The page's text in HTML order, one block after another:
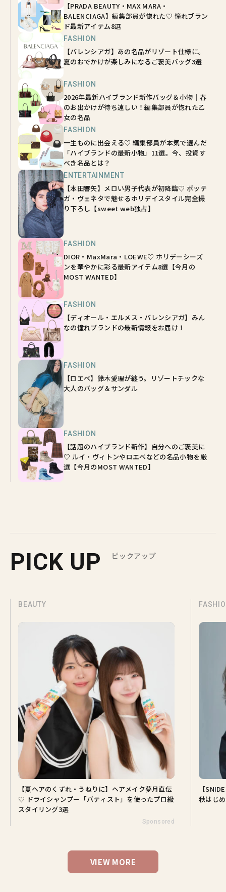
【PRADA BEAUTY・MAX MARA・
BALENCIAGA】編集部員が惚れた♡ 憧れブラン
ド最新アイテム8選
FASHION
【バレンシアガ】あの名品がリゾート仕様に。
夏のおでかけが楽しみになるご褒美バッグ3選
FASHION
2026年最新ハイブランド新作バッグ＆小物｜春
のお出かけが待ち遠しい！編集部員が惚れた乙
女の名品
FASHION
一生ものに出会える♡ 編集部員が本気で選んだ
「ハイブランドの最新小物」11選。今、投資す
べき名品とは？
ENTERTAINMENT
【本田響矢】メロい男子代表が初降臨♡ ボッテ
ガ・ヴェネタで魅せるホリデイスタイル完全撮
り下ろし【sweet web独占】
FASHION
DIOR・MaxMara・LOEWE♡ ホリデーシーズ
ンを華やかに彩る最新アイテム8選【今月の
MOST WANTED】
FASHION
【ディオール・エルメス・バレンシアガ】みん
なの憧れブランドの最新情報をお届け！
FASHION
【ロエベ】鈴木愛理が纏う。リゾートチックな
大人のバッグ＆サンダル
FASHION
【話題のハイブランド新作】自分へのご褒美に
♡ ルイ・ヴィトンやロエベなどの名品小物を厳
選【今月のMOST WANTED】
PICK UP ピックアップ
BEAUTY
【夏ヘアのくずれ・うねりに】ヘアメイク夢月直伝
♡ ドライシャンプー「バティスト」を使ったプロ級
スタイリング3選
Sponsored
【
秋はじ
VIEW MORE